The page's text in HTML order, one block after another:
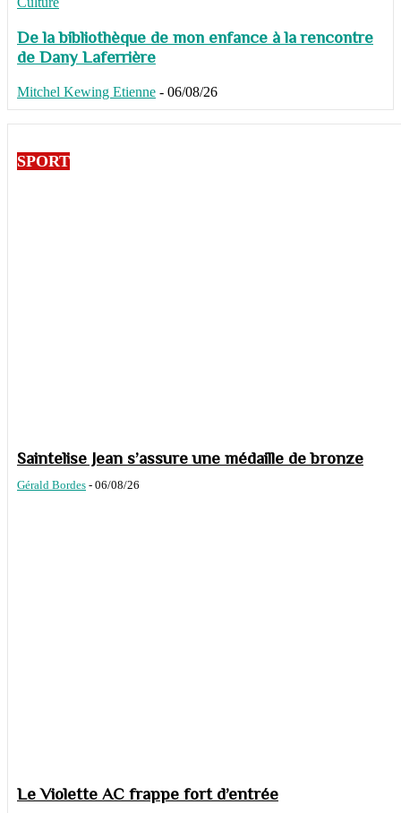
De la bibliothèque de mon enfance à la rencontre
de Dany Laferrière
Mitchel Kewing Etienne - 06/08/26
SPORT
Saintelise Jean s’assure une médaille de bronze
Gérald Bordes - 06/08/26
Le Violette AC frappe fort d’entrée